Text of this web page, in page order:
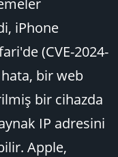
iPhone
(CVE-2024-
bir web
bir cihazda
IP adresini
Apple,